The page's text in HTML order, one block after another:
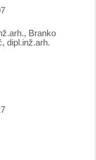
Branko
dipl.inž.arh.